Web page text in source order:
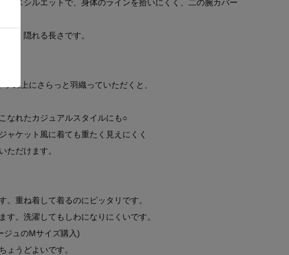
クスシルエットで、身体のラインを拾いにくく、二の腕カバー
なく隠れる長さです。
の上にさらっと羽織っていただくと、
なれたカジュアルスタイルにも○
ャケット風に着ても重たく見えにくく
ただけます。
。重ね着して着るのにピッタリです。
。洗濯してもしわになりにくいです。
ュのMサイズ購入)
ょうどよいです。